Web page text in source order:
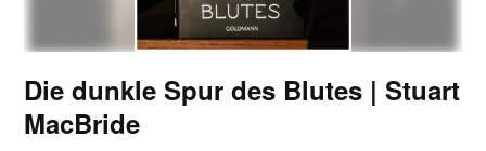
Die dunkle Spur des Blutes | Stuart
MacBride